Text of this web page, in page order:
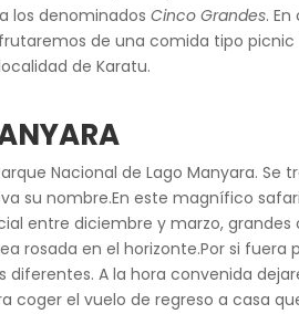
los denominadosCinco Grandes.
de una comida tipo
de Karatu.
Nacional de Lago Manyara.
su nombre.En este magnífico
entre diciembre y marzo,
rosada en el horizonte.Por si fuera
diferentes. A la hora convenida
coger el vuelo de regreso a casa